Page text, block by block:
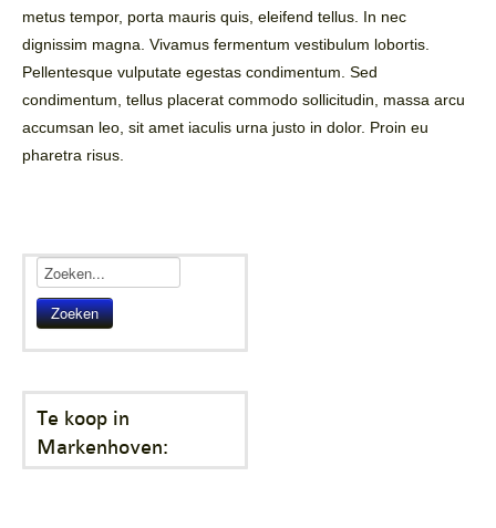
Stadsvilla B
Stadsvilla C
Stadsvilla D
Parkeergarage
Bestuur en VVE informatie
Parkeerplek te koop
Parkeerplek te huur
metus tempor, porta mauris quis, eleifend tellus. In nec
dignissim magna. Vivamus fermentum vestibulum lobortis.
Pellentesque vulputate egestas condimentum. Sed
condimentum, tellus placerat commodo sollicitudin, massa arcu
accumsan leo, sit amet iaculis urna justo in dolor. Proin eu
pharetra risus.
Zoeken
Te koop in
Markenhoven: